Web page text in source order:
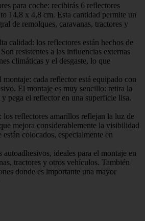
para coche: recibirás 6 reflectores
14,8 x 4,8 cm. Esta cantidad permite un
de remolques, caravanas, tractores y
calidad: los reflectores están hechos de
resistentes a las influencias externas
climáticas y el desgaste, lo que
cada reflector está equipado con
El montaje es muy sencillo: retira la
pega el reflector en una superficie lisa.
los reflectores amarillos reflejan la luz de
mejora considerablemente la visibilidad
colocados, especialmente en
autoadhesivos, ideales para el montaje en
tractores y otros vehículos. También
donde es importante una mayor